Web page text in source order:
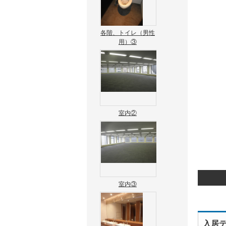
各階、トイレ（男性
用）③
室内②
室内③
入居